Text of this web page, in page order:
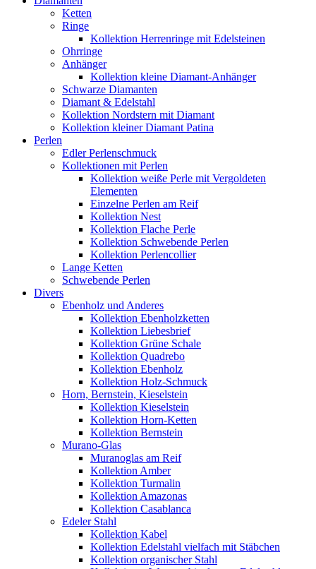
Ketten
Ringe
Kollektion Herrenringe mit Edelsteinen
Ohrringe
Anhänger
Kollektion kleine Diamant-Anhänger
Schwarze Diamanten
Diamant & Edelstahl
Kollektion Nordstern mit Diamant
Kollektion kleiner Diamant Patina
Perlen
Edler Perlenschmuck
Kollektionen mit Perlen
Kollektion weiße Perle mit Vergoldeten
Elementen
Einzelne Perlen am Reif
Kollektion Nest
Kollektion Flache Perle
Kollektion Schwebende Perlen
Kollektion Perlencollier
Lange Ketten
Schwebende Perlen
Divers
Ebenholz und Anderes
Kollektion Ebenholzketten
Kollektion Liebesbrief
Kollektion Grüne Schale
Kollektion Quadrebo
Kollektion Ebenholz
Kollektion Holz-Schmuck
Horn, Bernstein, Kieselstein
Kollektion Kieselstein
Kollektion Horn-Ketten
Kollektion Bernstein
Murano-Glas
Muranoglas am Reif
Kollektion Amber
Kollektion Turmalin
Kollektion Amazonas
Kollektion Casablanca
Edeler Stahl
Kollektion Kabel
Kollektion Edelstahl vielfach mit Stäbchen
Kollektion organischer Stahl